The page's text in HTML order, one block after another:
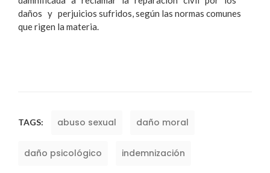
daños y perjuicios sufridos, según las normas comunes
que rigen la materia.
TAGS: abuso sexual daño moral
daño psicológico indemnización